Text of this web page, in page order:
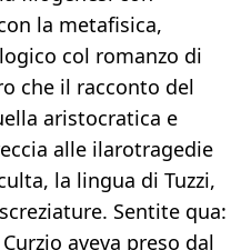
la metafisica,
col romanzo di
che il racconto del
aristocratica e
alle ilarotragedie
la lingua di Tuzzi,
Sentite qua:
aveva preso dal